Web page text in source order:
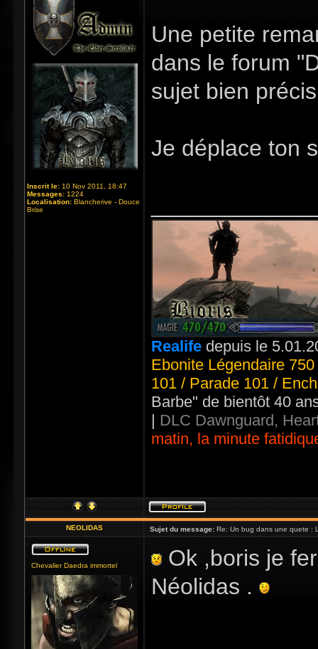
Inscrit le: 10 Nov 2011, 18:47
Messages: 1224
Localisation: Blancherive - Douce
Brise
Une petite
dans le forum
sujet bien
Je déplace ton
Realife depuis le
Ebonite Légendaire
101 / Parade 101 /
Barbe" de bientôt 40
| DLC Dawnguard,
matin, la minute
NEOLIDAS Sujet du message: Re: Un bug dans une quete :
Chevalier Daedra immortel
Ok ,boris je
Néolidas .